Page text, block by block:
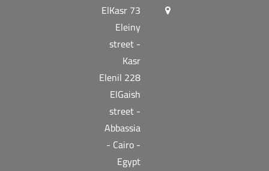
73 ElKasr
Eleiny
street -
Kasr
Elenil 228
ElGaish
street -
Abbassia
- Cairo -
Egypt